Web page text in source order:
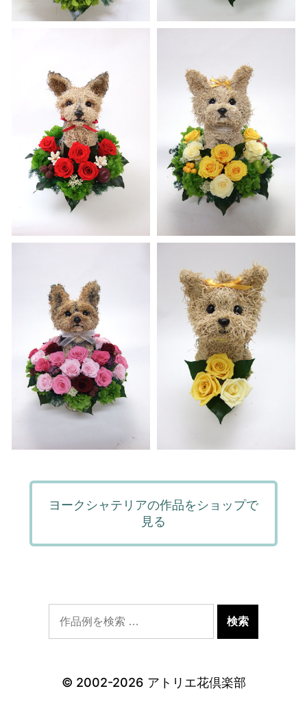
ヨークシャテリアの作品をショップで
見る
© 2002-2026 アトリエ花倶楽部